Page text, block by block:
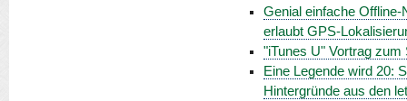
Genial einfache
erlaubt GPS-
"iTunes U" Vortrag zum
Eine Legende wird 20:
Hintergründe aus den